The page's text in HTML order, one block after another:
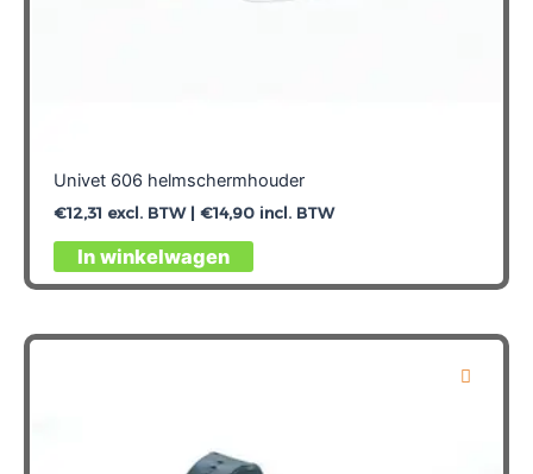
Univet 606 helmschermhouder
€12,31 excl. BTW | €14,90incl. BTW
In winkelwagen